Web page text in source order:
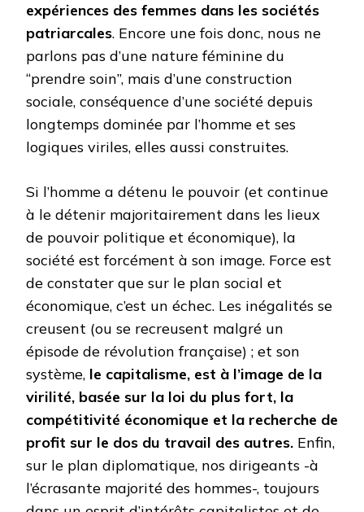
expériences des femmes dans les sociétés
patriarcales. Encore une fois donc, nous ne
parlons pas d’une nature féminine du
“prendre soin”, mais d’une construction
sociale, conséquence d’une société depuis
longtemps dominée par l’homme et ses
logiques viriles, elles aussi construites.
Si l’homme a détenu le pouvoir (et continue
à le détenir majoritairement dans les lieux
de pouvoir politique et économique), la
société est forcément à son image. Force est
de constater que sur le plan social et
économique, c’est un échec. Les inégalités se
creusent (ou se recreusent malgré un
épisode de révolution française) ; et son
système, le capitalisme, est à l’image de la
virilité, basée sur la loi du plus fort, la
compétitivité économique et la recherche de
profit sur le dos du travail des autres. Enfin,
sur le plan diplomatique, nos dirigeants -à
l’écrasante majorité des hommes-, toujours